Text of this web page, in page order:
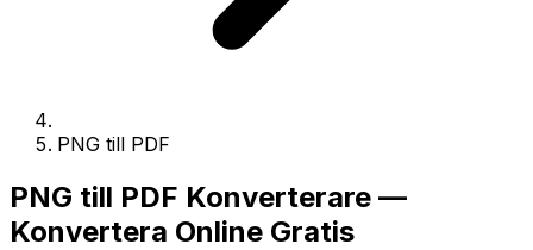
PNG till PDF
PNG till PDF Konverterare —
Konvertera Online Gratis